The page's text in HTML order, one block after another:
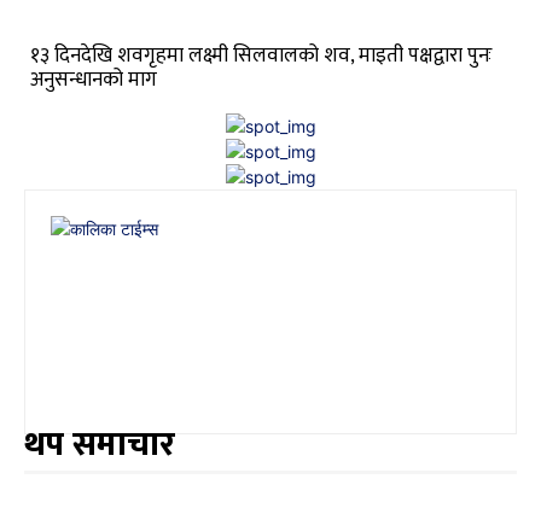
१३ दिनदेखि शवगृहमा लक्ष्मी सिलवालको शव, माइती पक्षद्वारा पुनः
अनुसन्धानको माग
थप समाचार